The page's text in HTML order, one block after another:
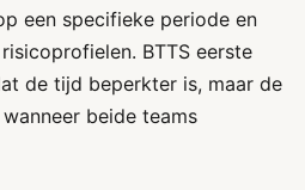
een specifieke periode en
BTTS eerste
de tijd beperkter is, maar de
beide teams